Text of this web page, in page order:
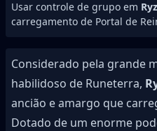
Usar controle de grupo em
carregamento de Portal de
Considerado pela grande
habilidoso de Runeterra,
ancião e amargo que
Dotado de um enorme